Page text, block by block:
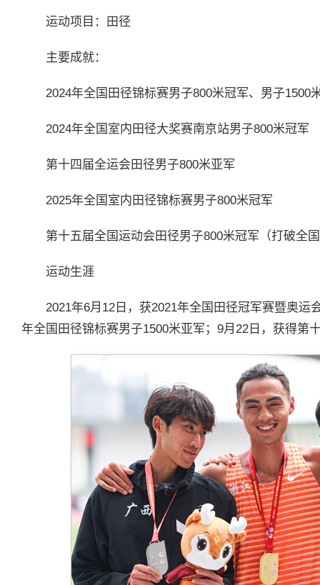
运动项目：田径
主要成就：
2024年全国田径锦标赛男子800米冠军、男子1500
2024年全国室内田径大奖赛南京站男子800米冠军
第十四届全运会田径男子800米亚军
2025年全国室内田径锦标赛男子800米冠军
第十五届全国运动会田径男子800米冠军（打破全
运动生涯
2021年6月12日，获2021年全国田径冠军赛暨奥运
年全国田径锦标赛男子1500米亚军；9月22日，获得第